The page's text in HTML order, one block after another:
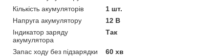
Кількість акумуляторів
1 шт.
Напруга акумулятору
12 В
Індикатор заряду
акумулятора
Так
Запас ходу без підзарядки
60 хв